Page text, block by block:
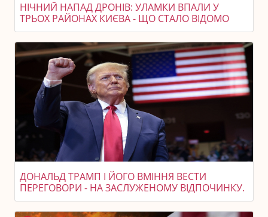
НІЧНИЙ НАПАД ДРОНІВ: УЛАМКИ ВПАЛИ У
ТРЬОХ РАЙОНАХ КИЄВА - ЩО СТАЛО ВІДОМО
ДОНАЛЬД ТРАМП І ЙОГО ВМІННЯ ВЕСТИ
ПЕРЕГОВОРИ - НА ЗАСЛУЖЕНОМУ ВІДПОЧИНКУ.